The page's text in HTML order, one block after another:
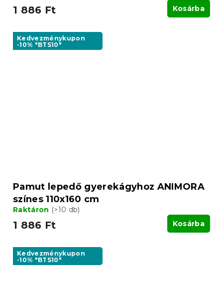
1 886 Ft Kosárba
Kedvezménykupon
-10% "BTS10"
Pamut lepedő gyerekágyhoz ANIMORA
színes 110x160 cm
Raktáron (>10 db)
1 886 Ft Kosárba
Kedvezménykupon
-10% "BTS10"